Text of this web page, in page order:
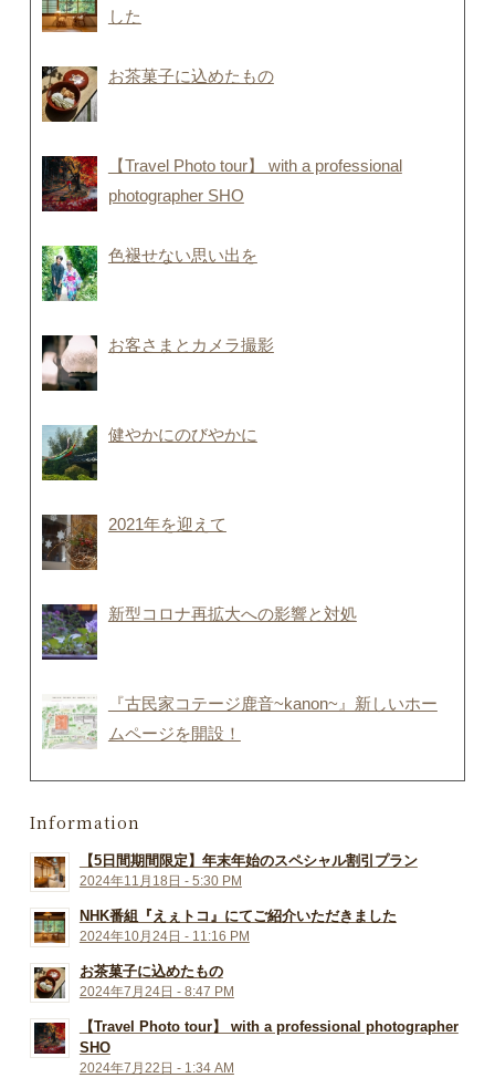
した
お茶菓子に込めたもの
【Travel Photo tour】 with a professional
photographer SHO
色褪せない思い出を
お客さまとカメラ撮影
健やかにのびやかに
2021年を迎えて
新型コロナ再拡大への影響と対処
『古民家コテージ鹿音~kanon~』新しいホー
ムページを開設！
Information
【5日間期間限定】年末年始のスペシャル割引プラン
2024年11月18日 - 5:30 PM
NHK番組『えぇトコ』にてご紹介いただきました
2024年10月24日 - 11:16 PM
お茶菓子に込めたもの
2024年7月24日 - 8:47 PM
【Travel Photo tour】 with a professional photographer
SHO
2024年7月22日 - 1:34 AM